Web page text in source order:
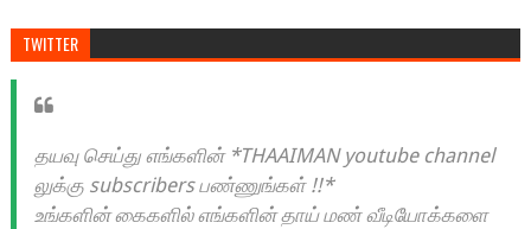
TWITTER
தயவு செய்து எங்களின் *THAAIMAN youtube channel
லுக்கு subscribers பண்ணுங்கள் !!*
உங்களின் கைகளில் எங்களின் தாய் மண் வீடியோக்களை